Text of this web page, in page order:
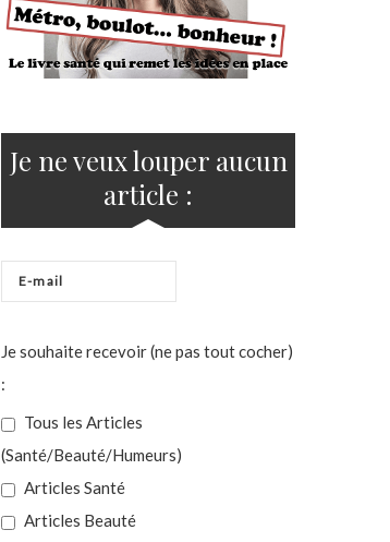
Je ne veux louper aucun
article :
Je souhaite recevoir (ne pas tout cocher)
:
Tous les Articles
(Santé/Beauté/Humeurs)
Articles Santé
Articles Beauté